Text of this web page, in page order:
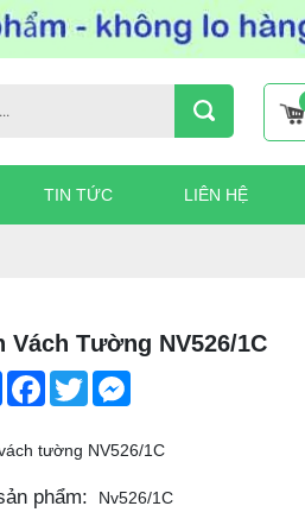
TIN TỨC LIÊN HỆ
Vách Tường NV526/1C
ShareFacebook
TwitterMessenger
tường NV526/1C
phẩm: Nv526/1C